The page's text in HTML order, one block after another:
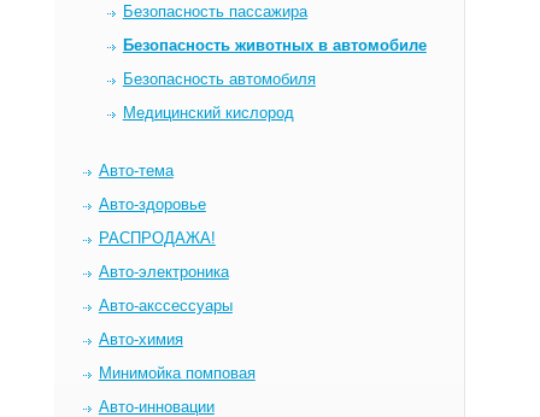
Безопасность пассажира
Безопасность животных в автомобиле
Безопасность автомобиля
Медицинский кислород
Авто-тема
Авто-здоровье
РАСПРОДАЖА!
Авто-электроника
Авто-акссессуары
Авто-химия
Минимойка помповая
Авто-инновации